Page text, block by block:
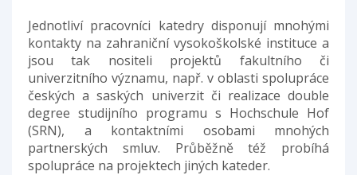
Jednotliví pracovníci katedry disponují mnohými
kontakty na zahraniční vysokoškolské instituce a
jsou tak nositeli projektů fakultního či
univerzitního významu, např. v oblasti spolupráce
českých a saských univerzit či realizace double
degree studijního programu s Hochschule Hof
(SRN), a kontaktními osobami mnohých
partnerských smluv. Průběžně též probíhá
spolupráce na projektech jiných kateder.